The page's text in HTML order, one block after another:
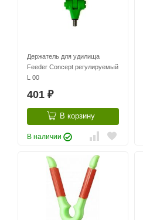
Держатель для удилища
Feeder Concept регулируемый
L 00
401 ₽
В корзину
В наличии